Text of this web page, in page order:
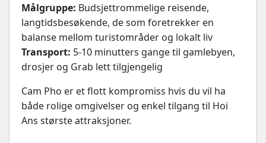
Målgruppe: Budsjettrommelige reisende,
langtidsbesøkende, de som foretrekker en
balanse mellom turistområder og lokalt liv
Transport: 5-10 minutters gange til gamlebyen,
drosjer og Grab lett tilgjengelig
Cam Pho er et flott kompromiss hvis du vil ha
både rolige omgivelser og enkel tilgang til Hoi
Ans største attraksjoner.